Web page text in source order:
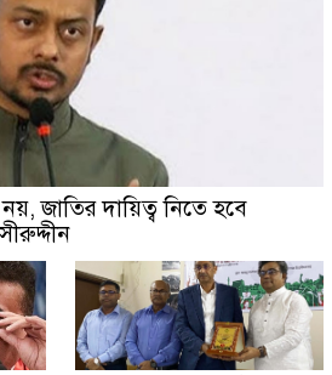
জাতির দায়িত্ব নিতে হবে